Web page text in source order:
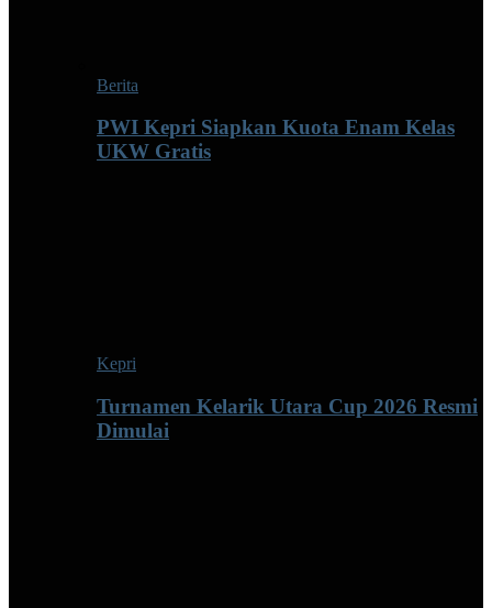
Berita
PWI Kepri Siapkan Kuota Enam Kelas
UKW Gratis
Kepri
Turnamen Kelarik Utara Cup 2026 Resmi
Dimulai